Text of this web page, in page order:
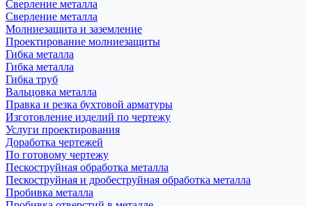
Сверление металла
Сверление металла
Молниезащита и заземление
Проектирование молниезащиты
Гибка металла
Гибка металла
Гибка труб
Вальцовка металла
Правка и резка бухтовой арматуры
Изготовление изделий по чертежу
Услуги проектирования
Доработка чертежей
По готовому чертежу
Пескоструйная обработка металла
Пескоструйная и дробеструйная обработка металла
Пробивка металла